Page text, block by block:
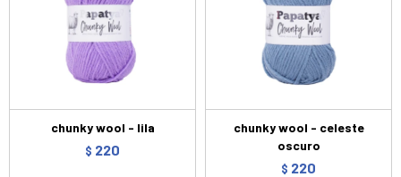
chunky wool - lila
$ 220
chunky wool - celeste
oscuro
$ 220